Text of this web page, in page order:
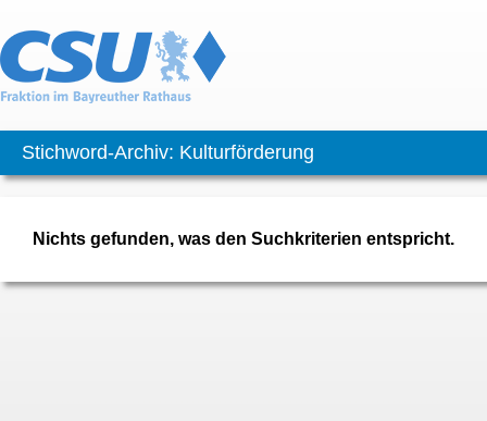
Stichword-Archiv: Kulturförderung
Nichts gefunden, was den Suchkriterien entspricht.